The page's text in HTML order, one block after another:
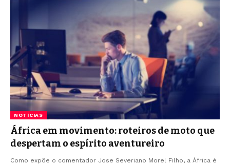
NOTÍCIAS
África em movimento: roteiros de moto que
despertam o espírito aventureiro
Como expõe o comentador Jose Severiano Morel Filho, a África é